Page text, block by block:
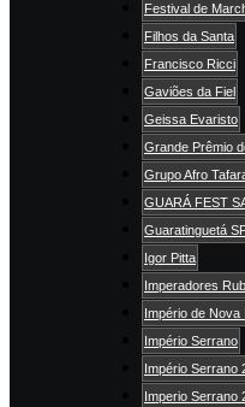
Festival de
Filhos da Santa
Francisco Ricci
Gaviões da Fiel
Geissa Evaristo
Grande Prêmio
Grupo Afro
GUARÁ FEST
Guaratinguetá
Igor Pitta
Imperadores
Império de Nova
Império Serrano
Império Serrano
Imperio Serrano